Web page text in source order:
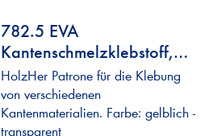
782.5 EVA
Kantenschmelzklebstoff,
Supramelt
HolzHer Patrone für die Klebung
von verschiedenen
Kantenmaterialien. Farbe: gelblich -
transparent